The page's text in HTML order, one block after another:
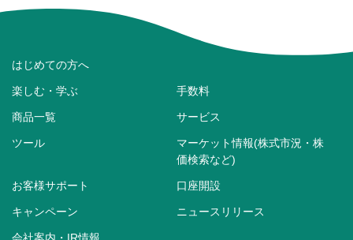
はじめての方へ
楽しむ・学ぶ 手数料
商品一覧 サービス
ツール
マーケット情報(株式市況・株
価検索など)
お客様サポート 口座開設
キャンペーン ニュースリリース